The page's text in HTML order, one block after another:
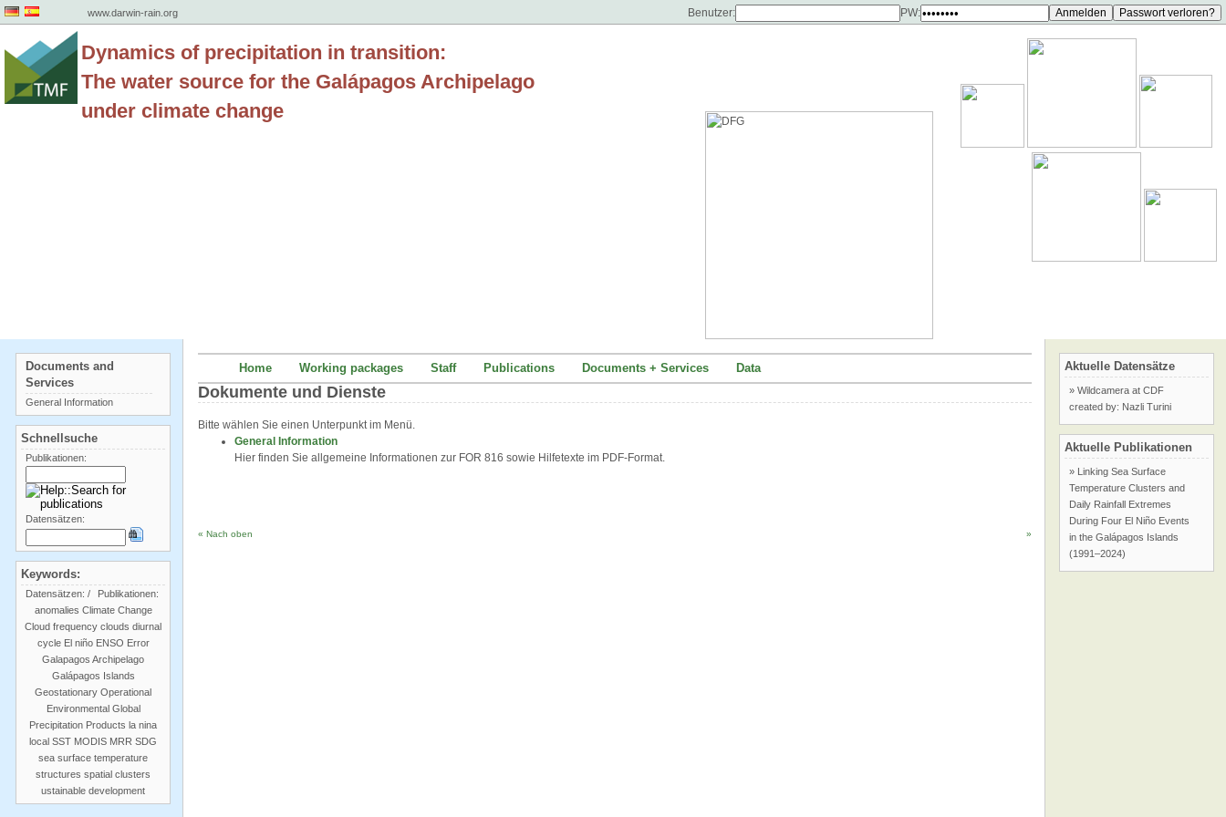
www.darwin-rain.org Benutzer: PW:
Dynamics of precipitation in transition:
The water source for the Galápagos Archipelago
under climate change
Home Working packages Staff Publications Documents + Services Data
Dokumente und Dienste
Bitte wählen Sie einen Unterpunkt im Menü.
General Information
Hier finden Sie allgemeine Informationen zur FOR 816 sowie Hilfetexte im PDF-Format.
« Nach oben »
Documents and
Services
General Information
Schnellsuche
Publikationen:
Datensätzen:
Keywords:
Datensätzen: /
Publikationen:
anomalies Climate Change
Cloud frequency clouds diurnal
cycle El niño ENSO Error
Galapagos Archipelago
Galápagos Islands
Geostationary Operational
Environmental Global
Precipitation Products la nina
local SST MODIS MRR SDG
sea surface temperature
structures spatial clusters
ustainable development
Aktuelle Datensätze
» Wildcamera at CDF
created by: Nazli Turini
Aktuelle Publikationen
» Linking Sea Surface
Temperature Clusters and
Daily Rainfall Extremes
During Four El Niño Events
in the Galápagos Islands
(1991–2024)